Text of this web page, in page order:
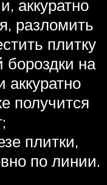
аккуратно
разломить
плитку
бороздки на
получится
плитки,
по линии.